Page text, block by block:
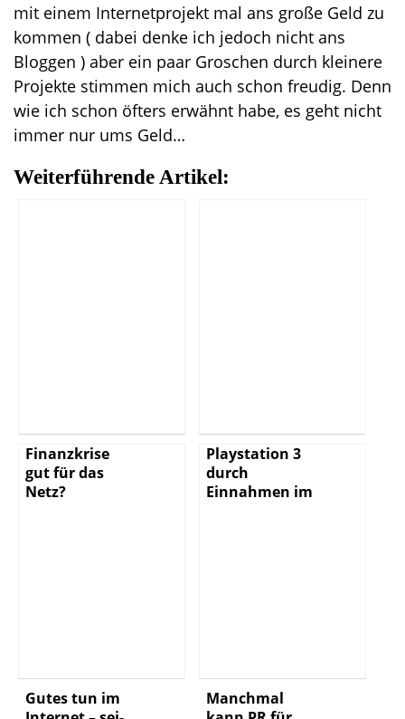
mit einem Internetprojekt mal ans große Geld zu
kommen ( dabei denke ich jedoch nicht ans
Bloggen ) aber ein paar Groschen durch kleinere
Projekte stimmen mich auch schon freudig. Denn
wie ich schon öfters erwähnt habe, es geht nicht
immer nur ums Geld…
Weiterführende Artikel:
Finanzkrise
gut für das
Netz?
Playstation 3
durch
Einnahmen im
Gutes tun im
Manchmal